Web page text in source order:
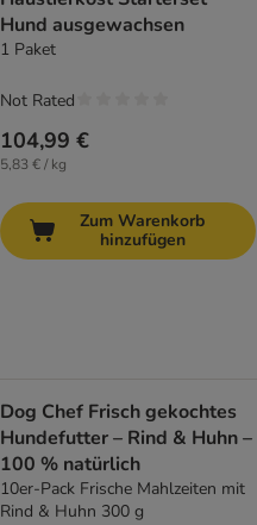
Hund ausgewachsen
1 Paket
104,99 €
5,83 € / kg
Not Rated
Zum Warenkorb
hinzufügen
Dog Chef Frisch gekochtes
Hundefutter – Rind & Huhn –
100 % natürlich
10er-Pack Frische Mahlzeiten mit
Rind & Huhn 300 g